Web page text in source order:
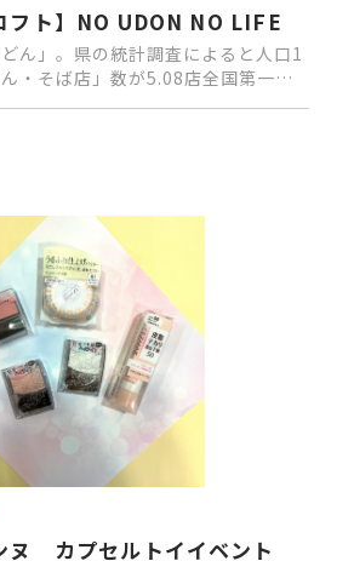
フト】NO UDON NO LIFE
ん」。県の統計調査によると人口1
・そば店」数が5.08店全国第一
けで…
ヌ カプセルトイイベント